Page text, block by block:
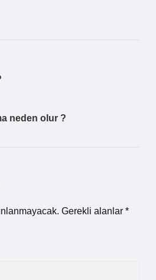
neden olur ?
Gerekli alanlar *